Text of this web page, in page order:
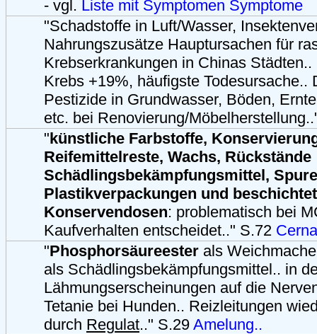
- vgl. Liste mit Symptomen Symptome
"Schadstoffe in Luft/Wasser,
Nahrungszusätze Hauptursachen für
Krebserkrankungen in Chinas
Krebs +19%, häufigste Todesursache..
Pestizide in Grundwasser, Böden,
etc. bei Renovierung/
"künstliche Farbstoffe,
Reifemittelreste, Wachs, Rückstände
Schädlingsbekämpfungsmittel,
Plastikverpackungen und
Konservendosen: problematisch bei
Kaufverhalten entscheidet.." S.72
"Phosphorsäureester als
als Schädlingsbekämpfungsmittel.. in
Lähmungserscheinungen auf die
Tetanie bei Hunden.. Reizleitungen
durch Regulat.." S.29 Amelung..